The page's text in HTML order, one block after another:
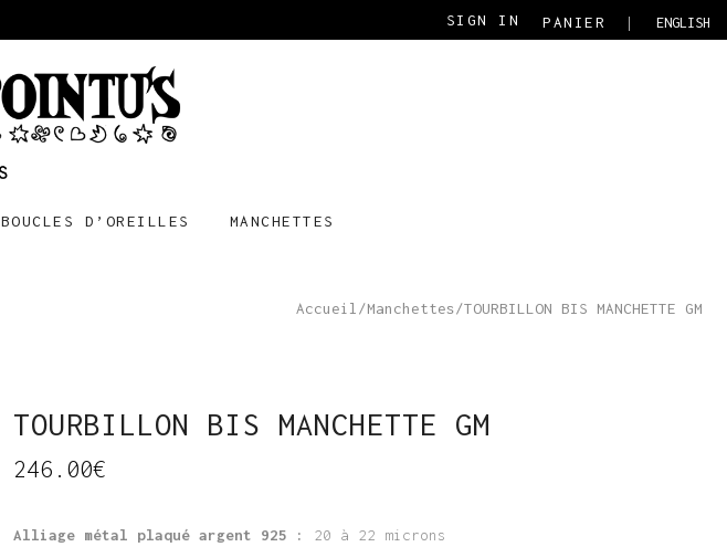
SIGN IN PANIER ENGLISH
BOUCLES D’OREILLES MANCHETTES
Accueil /Manchettes/TOURBILLON BIS MANCHETTE GM
TOURBILLON BIS MANCHETTE GM
246.00€
Alliage métal plaqué argent 925 :
20 à 22 microns